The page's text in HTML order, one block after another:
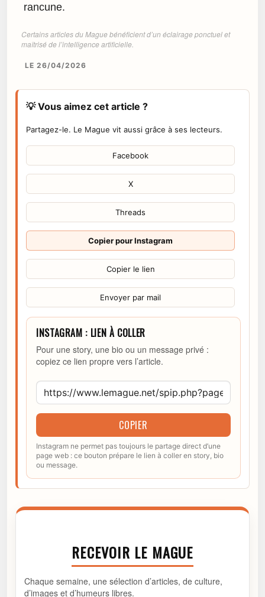
rancune.
Certains articles du Mague bénéficient d’un éclairage ponctuel et
maîtrisé de l’intelligence artificielle.
LE 26/04/2026
💡 Vous aimez cet article ?
Partagez-le. Le Mague vit aussi grâce à ses lecteurs.
Facebook
X
Threads
Copier pour Instagram
Copier le lien
Envoyer par mail
INSTAGRAM : LIEN À COLLER
Pour une story, une bio ou un message privé :
copiez ce lien propre vers l’article.
COPIER
Instagram ne permet pas toujours le partage direct d’une
page web : ce bouton prépare le lien à coller en story, bio
ou message.
RECEVOIR LE MAGUE
Chaque semaine, une sélection d’articles, de culture,
d’images et d’humeurs libres.